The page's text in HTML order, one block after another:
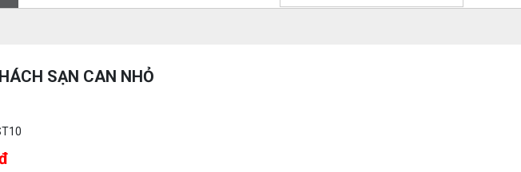
SẠN CAN NHỎ